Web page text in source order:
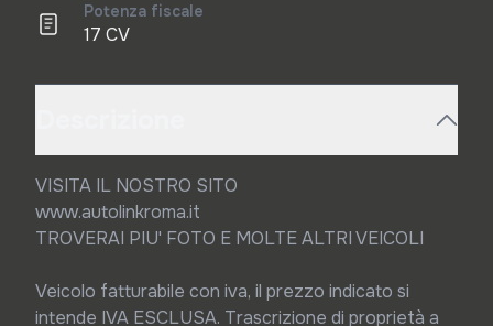
Potenza fiscale
17 CV
VISITA IL NOSTRO SITO
www.autolinkroma.it
TROVERAI PIU' FOTO E MOLTE ALTRI VEICOLI
Veicolo fatturabile con iva, il prezzo indicato si
intende IVA ESCLUSA. Trascrizione di proprietà a